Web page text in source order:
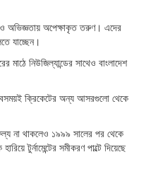
অভিজ্ঞতায় অপেক্ষাকৃত তরুণ। এদের
যাচ্ছেন।
মাঠে নিউজিল্যান্ডের সাথেও বাংলাদেশ
সবসময়ই ক্রিকেটের অন্য আসরগুলো থেকে
না থাকলেও ১৯৯৯ সালের পর থেকে
টুর্নামেন্টের সমীকরণ পাল্টে দিয়েছে